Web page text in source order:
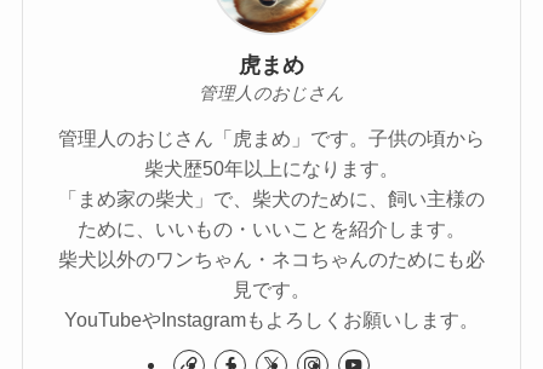
虎まめ
管理人のおじさん
管理人のおじさん「虎まめ」です。子供の頃から
柴犬歴50年以上になります。
「まめ家の柴犬」で、柴犬のために、飼い主様の
ために、いいもの・いいことを紹介します。
柴犬以外のワンちゃん・ネコちゃんのためにも必
見です。
YouTubeやInstagramもよろしくお願いします。